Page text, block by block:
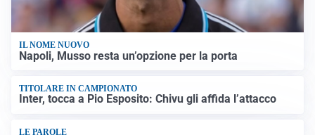
IL NOME NUOVO
Napoli, Musso resta un’opzione per la porta
TITOLARE IN CAMPIONATO
Inter, tocca a Pio Esposito: Chivu gli affida l’attacco
LE PAROLE